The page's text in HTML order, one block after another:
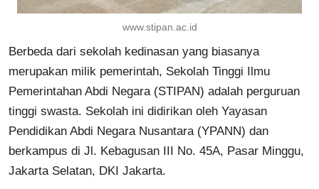
www.stipan.ac.id
Berbeda dari sekolah kedinasan yang biasanya
merupakan milik pemerintah, Sekolah Tinggi Ilmu
Pemerintahan Abdi Negara (STIPAN) adalah perguruan
tinggi swasta. Sekolah ini didirikan oleh Yayasan
Pendidikan Abdi Negara Nusantara (YPANN) dan
berkampus di Jl. Kebagusan III No. 45A, Pasar Minggu,
Jakarta Selatan, DKI Jakarta.